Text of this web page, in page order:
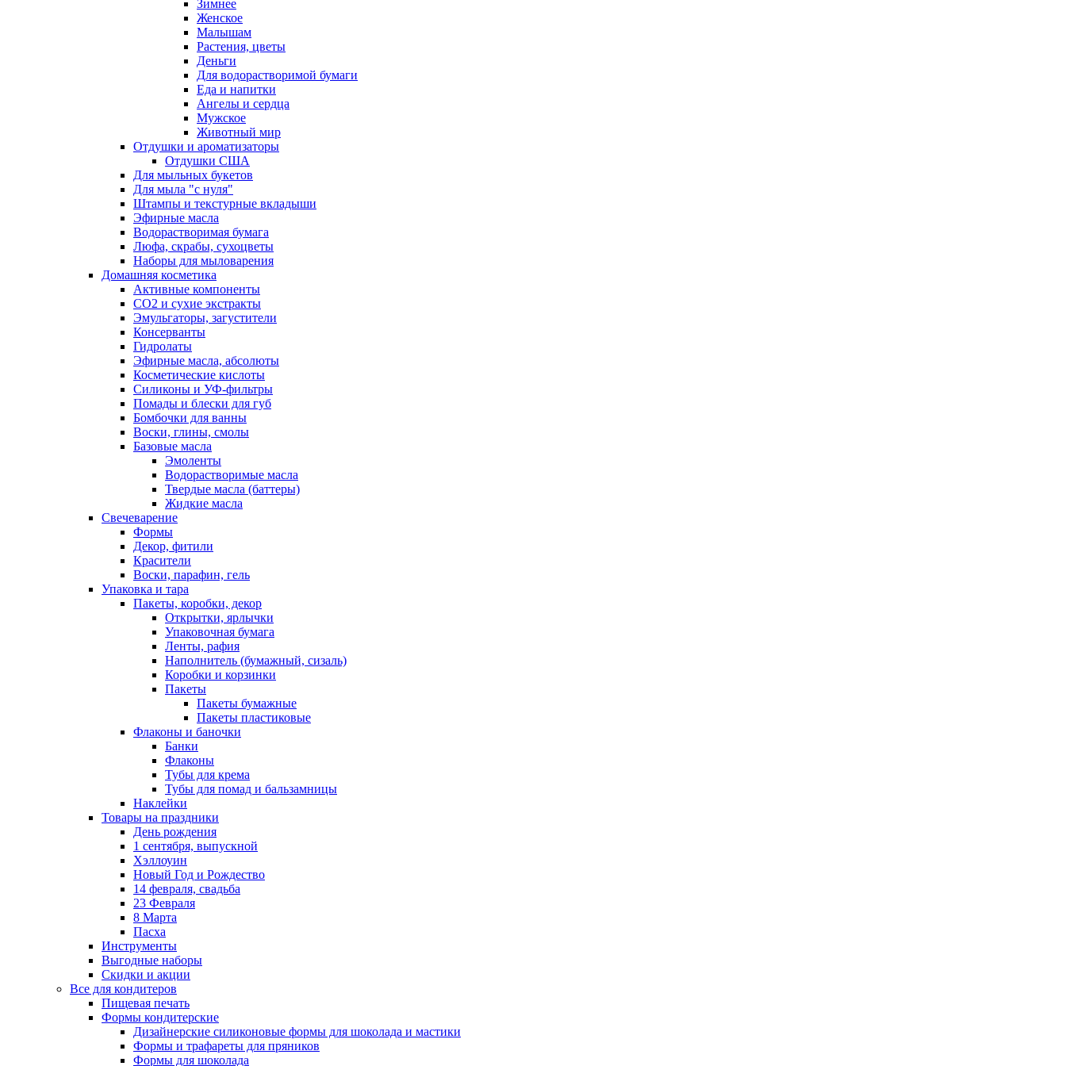
Зимнее
Женское
Малышам
Растения, цветы
Деньги
Для водорастворимой бумаги
Еда и напитки
Ангелы и сердца
Мужское
Животный мир
Отдушки и ароматизаторы
Отдушки США
Для мыльных букетов
Для мыла "с нуля"
Штампы и текстурные вкладыши
Эфирные масла
Водорастворимая бумага
Люфа, скрабы, сухоцветы
Наборы для мыловарения
Домашняя косметика
Активные компоненты
СО2 и сухие экстракты
Эмульгаторы, загустители
Консерванты
Гидролаты
Эфирные масла, абсолюты
Косметические кислоты
Силиконы и УФ-фильтры
Помады и блески для губ
Бомбочки для ванны
Воски, глины, смолы
Базовые масла
Эмоленты
Водорастворимые масла
Твердые масла (баттеры)
Жидкие масла
Свечеварение
Формы
Декор, фитили
Красители
Воски, парафин, гель
Упаковка и тара
Пакеты, коробки, декор
Открытки, ярлычки
Упаковочная бумага
Ленты, рафия
Наполнитель (бумажный, сизаль)
Коробки и корзинки
Пакеты
Пакеты бумажные
Пакеты пластиковые
Флаконы и баночки
Банки
Флаконы
Тубы для крема
Тубы для помад и бальзамницы
Наклейки
Товары на праздники
День рождения
1 сентября, выпускной
Хэллоуин
Новый Год и Рождество
14 февраля, свадьба
23 Февраля
8 Марта
Пасха
Инструменты
Выгодные наборы
Скидки и акции
Все для кондитеров
Пищевая печать
Формы кондитерские
Дизайнерские силиконовые формы для шоколада и мастики
Формы и трафареты для пряников
Формы для шоколада